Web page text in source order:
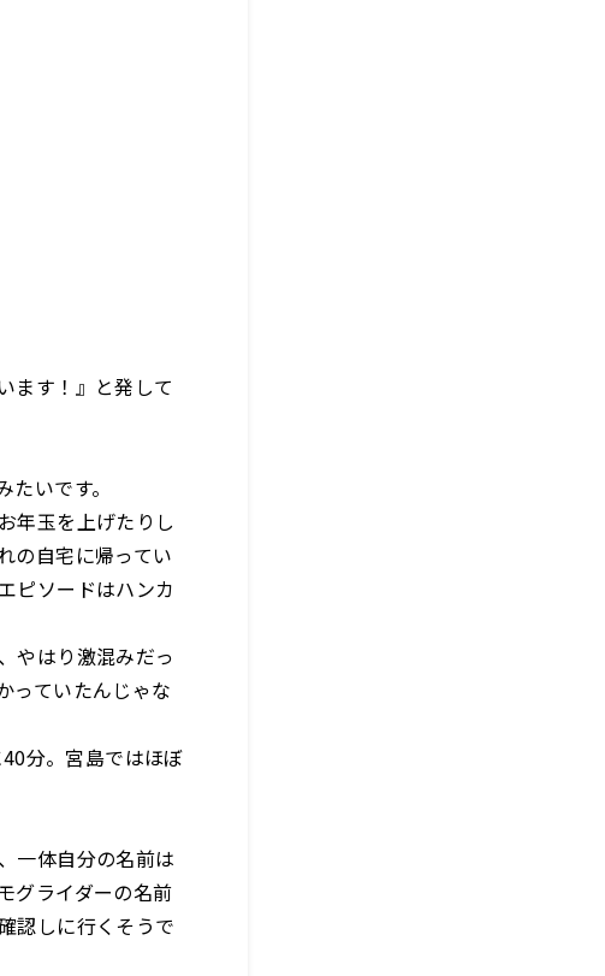
ます！』と発して
いです。
年玉を上げたりし
の自宅に帰ってい
ピソードはハンカ
やはり激混みだっ
っていたんじゃな
分。宮島ではほぼ
一体自分の名前は
グライダーの名前
認しに行くそうで